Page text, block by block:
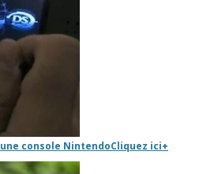
console NintendoCliquez ici+